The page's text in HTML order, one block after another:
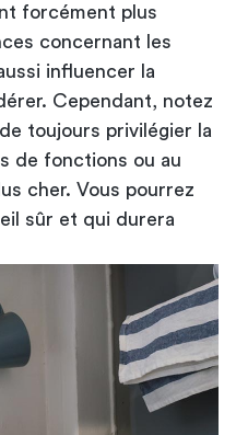
forcément plus
concernant les
influencer la
Cependant, notez
toujours privilégier la
de fonctions ou au
cher. Vous pourrez
sûr et qui durera